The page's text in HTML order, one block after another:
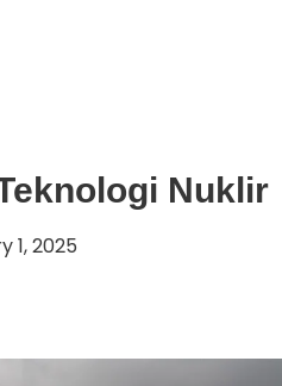
Nuklir
1, 2025